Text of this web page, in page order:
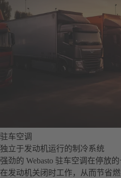
驻车空调
独立于发动机运行的制冷系统
强劲的 Webasto 驻车空调在停放
在发动机关闭时工作，从而节省燃